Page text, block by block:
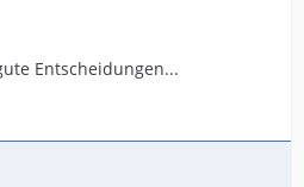
Entscheidungen...